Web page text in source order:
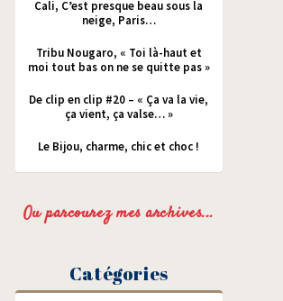
Cali, C’est presque beau sous la
neige, Paris…
Tribu Nougaro, « Toi là-haut et
moi tout bas on ne se quitte pas »
De clip en clip #20 – « Ça va la vie,
ça vient, ça valse… »
Le Bijou, charme, chic et choc !
Ou parcourez mes archives...
Catégories